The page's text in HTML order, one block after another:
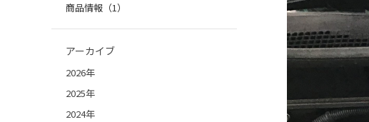
商品情報（1）
アーカイブ
2026年
2025年
2024年